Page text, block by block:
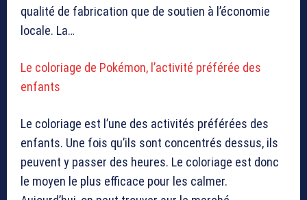
qualité de fabrication que de soutien à l’économie
locale. La…
Le coloriage de Pokémon, l’activité préférée des
enfants
Le coloriage est l’une des activités préférées des
enfants. Une fois qu’ils sont concentrés dessus, ils
peuvent y passer des heures. Le coloriage est donc
le moyen le plus efficace pour les calmer.